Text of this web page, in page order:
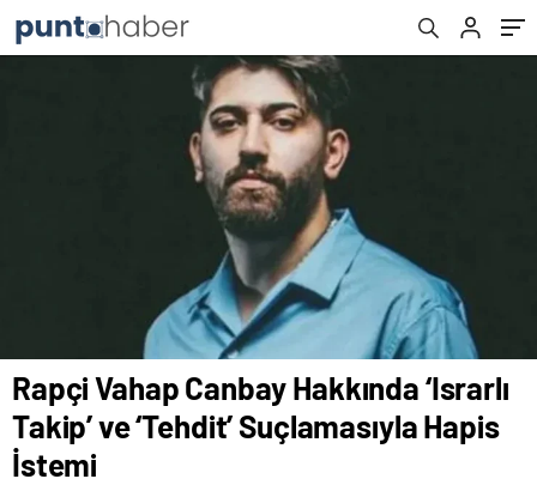
Rapçi Vahap Canbay Hakkında ‘Israrlı
Takip’ ve ‘Tehdit’ Suçlamasıyla Hapis
İstemi